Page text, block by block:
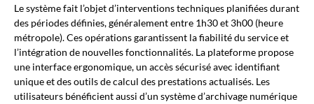
Le système fait l’objet d’interventions techniques planifiées durant
des périodes définies, généralement entre 1h30 et 3h00 (heure
métropole). Ces opérations garantissent la fiabilité du service et
l’intégration de nouvelles fonctionnalités. La plateforme propose
une interface ergonomique, un accès sécurisé avec identifiant
unique et des outils de calcul des prestations actualisés. Les
utilisateurs bénéficient aussi d’un système d’archivage numérique